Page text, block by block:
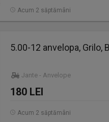
Acum 2 săptămâni
5.00-12 anvelopa, Grilo,
Jante - Anvelope
180 LEI
Acum 2 săptămâni